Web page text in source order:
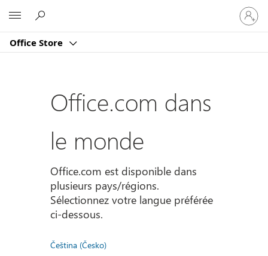
Office Store
vous
à
compte
Office.com dans
le monde
Office.com est disponible dans
plusieurs pays/régions.
Sélectionnez votre langue préférée
ci-dessous.
Čeština (Česko)